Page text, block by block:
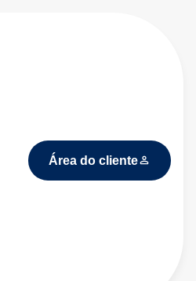
Área do cliente